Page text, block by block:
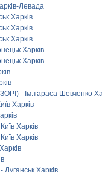
Левада
Харків
Харків
Харків
Харків
Харків
- Ім.тараса Шевченко
Харків
Харків
Харків
Харків